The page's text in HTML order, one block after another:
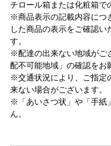
チロール箱または化粧箱で
※商品表示の記載内容につ
した商品の表示をご確認い
す。
※配達の出来ない地域がご
配不可能地域」の確認をお
※交通状況により、ご指定
来ない場合がございます。
※「あいさつ状」や「手紙
ん。